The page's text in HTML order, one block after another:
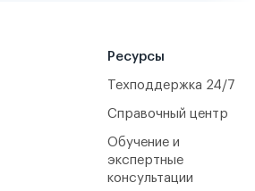
Ресурсы
Техподдержка 24/7
Справочный центр
Обучение и
экспертные
консультации